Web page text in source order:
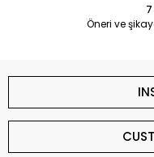
Öneri ve